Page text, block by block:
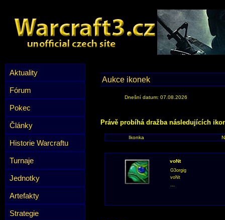
Aktuality
Fórum
Pokec
Články
Historie Warcraftu
Turnaje
Jednotky
Artefakty
Strategie
Aukce ikonek
Dnešní datum: 07.08.2026
Právě probíhá dražba následujících
Ikonka
voNt
G3orgig
voNt